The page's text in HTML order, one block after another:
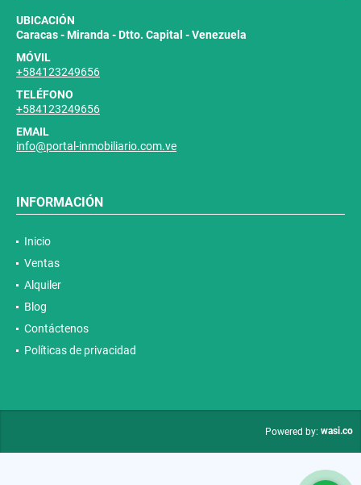
UBICACIÓN
Caracas - Miranda - Dtto. Capital - Venezuela
MÓVIL
+584123249656
TELÉFONO
+584123249656
EMAIL
info@portal-inmobiliario.com.ve
INFORMACIÓN
Inicio
Ventas
Alquiler
Blog
Contáctenos
Políticas de privacidad
Powered by: wasi.co